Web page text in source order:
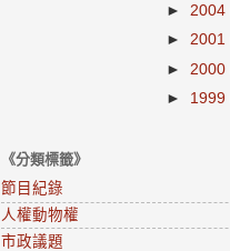
► 2004
► 2001
► 2000
► 1999
《分類標籤》
節目紀錄
人權動物權
市政議題